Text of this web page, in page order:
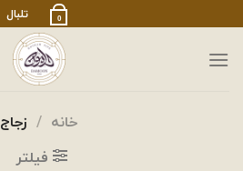
از
محتوا
0 تلبال
خانه / زجاج
فیلتر